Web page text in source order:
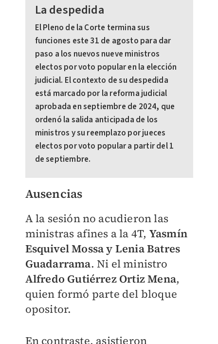
La despedida
El Pleno de la Corte termina sus
funciones este 31 de agosto para dar
paso a los nuevos nueve ministros
electos por voto popular en la elección
judicial. El contexto de su despedida
está marcado por la reforma judicial
aprobada en septiembre de 2024, que
ordenó la salida anticipada de los
ministros y su reemplazo por jueces
electos por voto popular a partir del 1
de septiembre.
Ausencias
A la sesión no acudieron las
ministras afines a la 4T, Yasmín
Esquivel Mossa y Lenia Batres
Guadarrama. Ni el ministro
Alfredo Gutiérrez Ortiz Mena,
quien formó parte del bloque
opositor.
En contraste, asistieron